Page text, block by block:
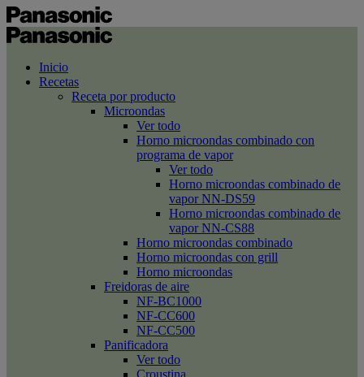
Inicio
Recetas
Receta por producto
Microondas
Ver todo
Horno microondas combinado con
programa de vapor
Ver todo
Horno microondas combinado de
vapor NN-DS59
Horno microondas combinado de
vapor NN-CS88
Horno microondas combinado
Horno microondas con grill
Horno microondas
Freidoras de aire
NF-BC1000
NF-CC600
NF-CC500
Panificadora
Ver todo
Croustina